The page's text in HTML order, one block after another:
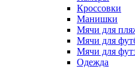
Кроссовки
Манишки
Мячи для
Мячи для
Мячи для
Одежда